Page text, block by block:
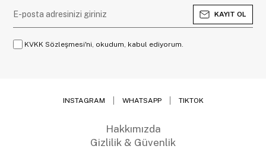
KAYIT OL
KVKK Sözleşmesi'ni, okudum, kabul ediyorum.
INSTAGRAM WHATSAPP TIKTOK
Hakkımızda
Gizlilik & Güvenlik